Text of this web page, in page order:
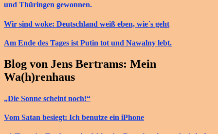
und Thüringen gewonnen.
Wir sind woke: Deutschland weiß eben, wie´s geht
Am Ende des Tages ist Putin tot und Nawalny lebt.
Blog von Jens Bertrams: Mein
Wa(h)renhaus
„Die Sonne scheint noch!“
Vom Satan besiegt: Ich benutze ein iPhone